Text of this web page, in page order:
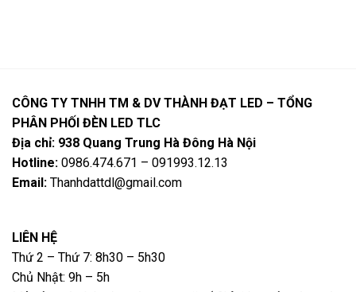
CÔNG TY TNHH TM & DV THÀNH ĐẠT LED – TỔNG
PHÂN PHỐI ĐÈN LED TLC
Địa chỉ: 938 Quang Trung Hà Đông Hà Nội
Hotline: 0986.474.671 – 091993.12.13
Email: Thanhdattdl@gmail.com
LIÊN HỆ
Thứ 2 – Thứ 7: 8h30 – 5h30
Chủ Nhật: 9h – 5h